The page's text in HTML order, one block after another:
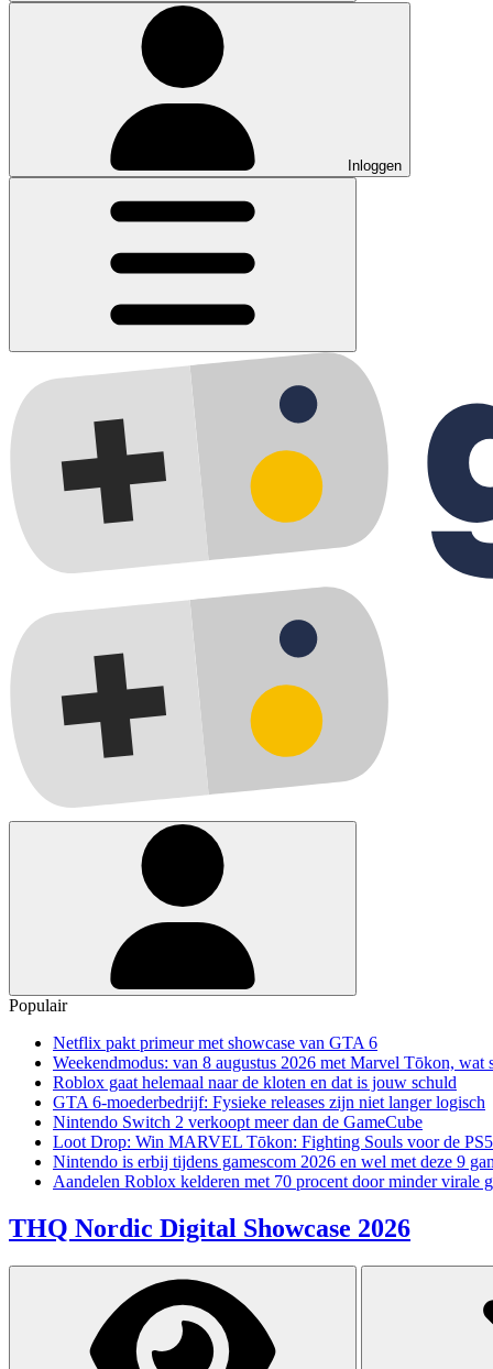
Inloggen
Populair
Netflix pakt primeur met showcase van GTA 6
Weekendmodus: van 8 augustus 2026 met Marvel Tōkon, wat
Roblox gaat helemaal naar de kloten en dat is jouw schuld
GTA 6-moederbedrijf: Fysieke releases zijn niet langer logisch
Nintendo Switch 2 verkoopt meer dan de GameCube
Loot Drop: Win MARVEL Tōkon: Fighting Souls voor de PS5
Nintendo is erbij tijdens gamescom 2026 en wel met deze 9
Aandelen Roblox kelderen met 70 procent door minder virale
THQ Nordic Digital Showcase 2026